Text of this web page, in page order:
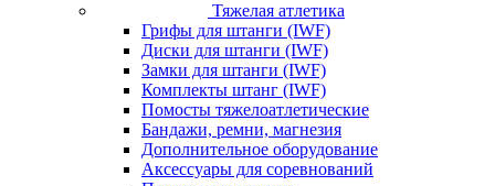
Тяжелая атлетика
Грифы для штанги (IWF)
Диски для штанги (IWF)
Замки для штанги (IWF)
Комплекты штанг (IWF)
Помосты тяжелоатлетические
Бандажи, ремни, магнезия
Дополнительное оборудование
Аксессуары для соревнований